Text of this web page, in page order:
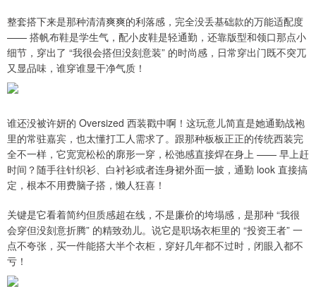
整套搭下来是那种清清爽爽的利落感，完全没丢基础款的万能适配度
—— 搭帆布鞋是学生气，配小皮鞋是轻通勤，还靠版型和领口那点小
细节，穿出了 “我很会搭但没刻意装” 的时尚感，日常穿出门既不突兀
又显品味，谁穿谁显干净气质！
谁还没被许妍的 Oversized 西装戳中啊！这玩意儿简直是她通勤战袍
里的常驻嘉宾，也太懂打工人需求了。跟那种板板正正的传统西装完
全不一样，它宽宽松松的廓形一穿，松弛感直接焊在身上 —— 早上赶
时间？随手往针织衫、白衬衫或者连身裙外面一披，通勤 look 直接搞
定，根本不用费脑子搭，懒人狂喜！
关键是它看着简约但质感超在线，不是廉价的垮塌感，是那种 “我很
会穿但没刻意折腾” 的精致劲儿。说它是职场衣柜里的 “投资王者” 一
点不夸张，买一件能搭大半个衣柜，穿好几年都不过时，闭眼入都不
亏！